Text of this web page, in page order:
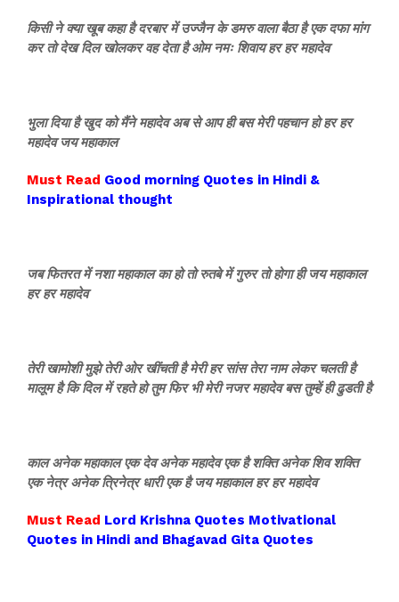
किसी ने क्या खूब कहा है दरबार में उज्जैन के डमरु वाला बैठा है एक दफा मांग
कर तो देख दिल खोलकर वह देता है ओम नमः शिवाय हर हर महादेव
भुला दिया है खुद को मैंने महादेव अब से आप ही बस मेरी पहचान हो हर हर
महादेव जय महाकाल
Must Read Good morning Quotes in Hindi &
Inspirational thought
जब फितरत में नशा महाकाल का हो तो रुतबे में गुरुर तो होगा ही जय महाकाल
हर हर महादेव
तेरी खामोशी मुझे तेरी ओर खींचती है मेरी हर सांस तेरा नाम लेकर चलती है
मालूम है कि दिल में रहते हो तुम फिर भी मेरी नजर महादेव बस तुम्हें ही ढुडती है
काल अनेक महाकाल एक देव अनेक महादेव एक है शक्ति अनेक शिव शक्ति
एक नेत्र अनेक त्रिनेत्र धारी एक है जय महाकाल हर हर महादेव
Must Read Lord Krishna Quotes Motivational
Quotes in Hindi and Bhagavad Gita Quotes